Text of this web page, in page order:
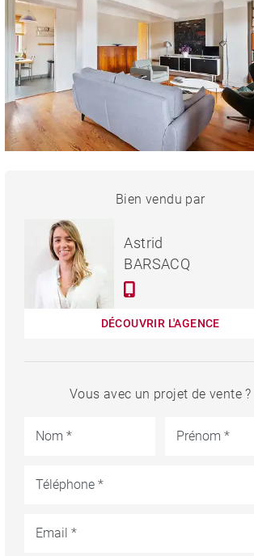
APPARTEMENT BIARRITZ -
Bien vendu par
Astrid
BARSACQ
DÉCOUVRIR L'AGENCE
Vous avec un projet de vente ?